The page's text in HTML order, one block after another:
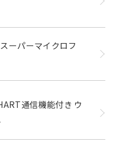
ーパーマイクロフ
通信機能付き ウ